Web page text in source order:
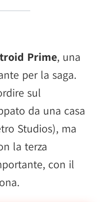
Prime, una
per la saga.
sul
da una casa
Studios), ma
la terza
con il